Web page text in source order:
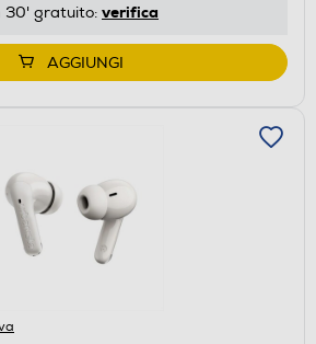
30' gratuito: verifica
AGGIUNGI